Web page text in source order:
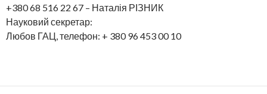
+380 68 516 22 67 – Наталія РІЗНИК
Науковий секретар:
Любов ГАЦ, телефон: + 380 96 453 00 10